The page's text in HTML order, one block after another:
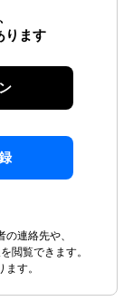
ります
連絡先や、
閲覧できます。
す。